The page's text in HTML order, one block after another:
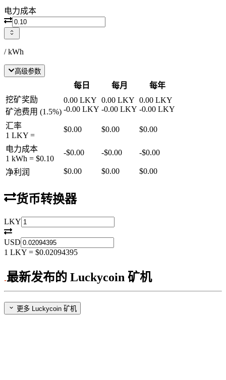
电力成本
/ kWh
高级参数
每日 每月
每年
挖矿奖励
矿池费用 (1.5%)
0.00 LKY
-0.00 LKY
0.00 LKY
-0.00 LKY
0.00 LKY
-0.00 LKY
汇率
1 LKY =
$0.00 $0.00 $0.00
电力成本
1 kWh = $0.10
-$0.00 -$0.00 -$0.00
净利润 $0.00 $0.00 $0.00
货币转换器
LKY
USD
1 LKY = $0.02094395
最新发布的 Luckycoin 矿机
更多 Luckycoin 矿机